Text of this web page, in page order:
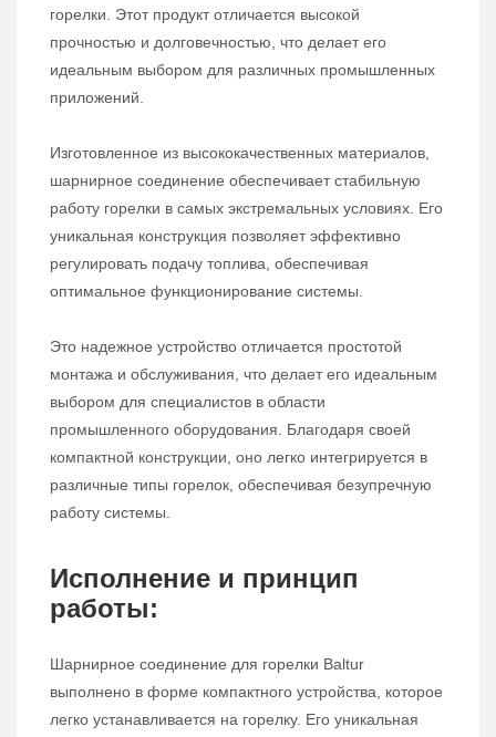
горелки. Этот продукт отличается высокой
прочностью и долговечностью, что делает его
идеальным выбором для различных промышленных
приложений.
Изготовленное из высококачественных материалов,
шарнирное соединение обеспечивает стабильную
работу горелки в самых экстремальных условиях. Его
уникальная конструкция позволяет эффективно
регулировать подачу топлива, обеспечивая
оптимальное функционирование системы.
Это надежное устройство отличается простотой
монтажа и обслуживания, что делает его идеальным
выбором для специалистов в области
промышленного оборудования. Благодаря своей
компактной конструкции, оно легко интегрируется в
различные типы горелок, обеспечивая безупречную
работу системы.
Исполнение и принцип
работы:
Шарнирное соединение для горелки Baltur
выполнено в форме компактного устройства, которое
легко устанавливается на горелку. Его уникальная